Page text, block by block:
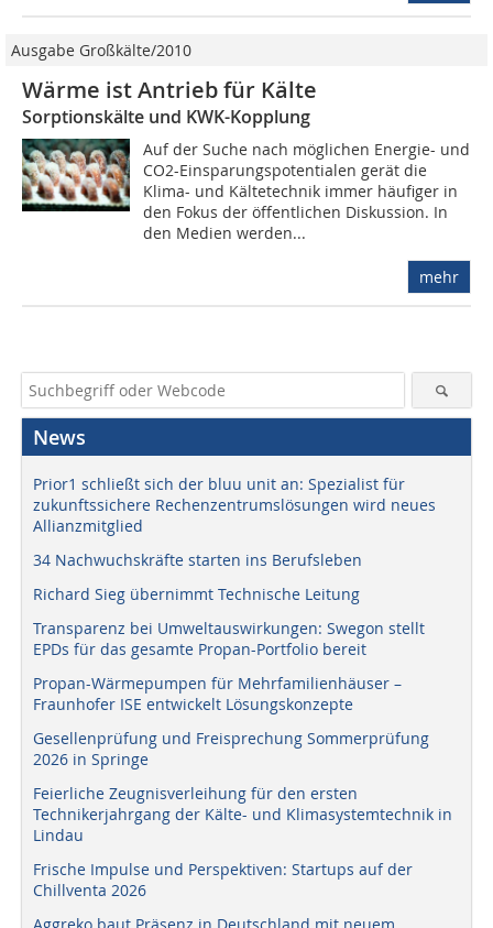
Ausgabe Großkälte/2010
Wärme ist Antrieb für Kälte
Sorptionskälte und KWK-Kopplung
Auf der Suche nach möglichen Energie- und
CO2-Einsparungspotentialen gerät die
Klima- und Kältetechnik immer häufiger in
den Fokus der öffentlichen Diskussion. In
den Medien werden...
mehr
News
Prior1 schließt sich der bluu unit an: Spezialist für
zukunftssichere Rechenzentrumslösungen wird neues
Allianzmitglied
34 Nachwuchskräfte starten ins Berufsleben
Richard Sieg übernimmt Technische Leitung
Transparenz bei Umweltauswirkungen: Swegon stellt
EPDs für das gesamte Propan-Portfolio bereit
Propan-Wärmepumpen für Mehrfamilienhäuser –
Fraunhofer ISE entwickelt Lösungskonzepte
Gesellenprüfung und Freisprechung Sommerprüfung
2026 in Springe
Feierliche Zeugnisverleihung für den ersten
Technikerjahrgang der Kälte- und Klimasystemtechnik in
Lindau
Frische Impulse und Perspektiven: Startups auf der
Chillventa 2026